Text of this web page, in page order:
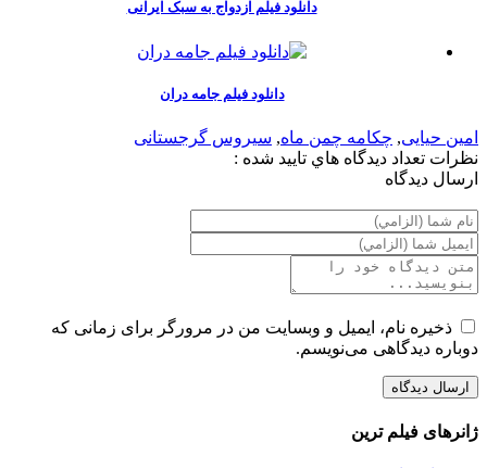
دانلود فیلم ازدواج به سبک ایرانی
دانلود فیلم جامه دران
امین حیایی, چکامه چمن ماه, سیروس گرجستانی
نظرات تعداد ديدگاه هاي تاييد شده :
ارسال ديدگاه
ذخیره نام، ایمیل و وبسایت من در مرورگر برای زمانی که
دوباره دیدگاهی می‌نویسم.
ژانرهای فیلم ترین